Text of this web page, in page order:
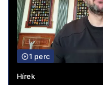
1 perc
Hírek